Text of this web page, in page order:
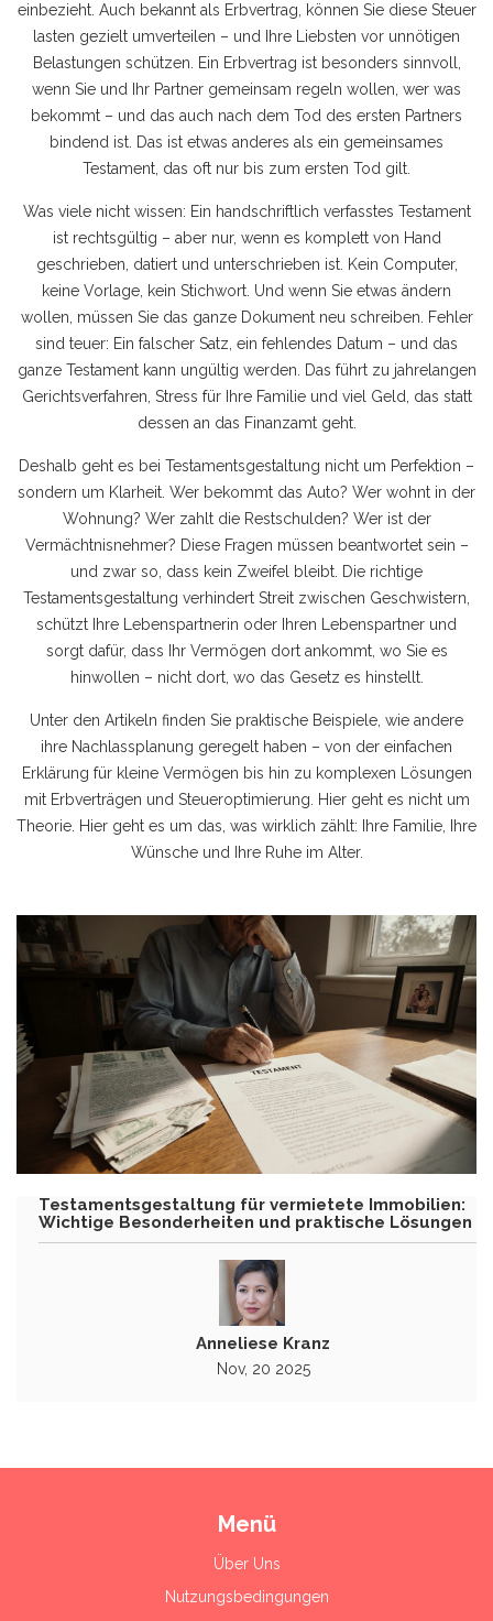
einbezieht. Auch bekannt als Erbvertrag , können Sie diese Steuer
lasten gezielt umverteilen – und Ihre Liebsten vor unnötigen
Belastungen schützen.
Ein Erbvertrag ist besonders sinnvoll,
wenn Sie und Ihr Partner gemeinsam regeln wollen, wer was
bekommt – und das auch nach dem Tod des ersten Partners
bindend ist. Das ist etwas anderes als ein gemeinsames
Testament, das oft nur bis zum ersten Tod gilt.
Was viele nicht wissen: Ein handschriftlich verfasstes Testament
ist rechtsgültig – aber nur, wenn es komplett von Hand
geschrieben, datiert und unterschrieben ist. Kein Computer,
keine Vorlage, kein Stichwort. Und wenn Sie etwas ändern
wollen, müssen Sie das ganze Dokument neu schreiben. Fehler
sind teuer: Ein falscher Satz, ein fehlendes Datum – und das
ganze Testament kann ungültig werden. Das führt zu jahrelangen
Gerichtsverfahren, Stress für Ihre Familie und viel Geld, das statt
dessen an das Finanzamt geht.
Deshalb geht es bei Testamentsgestaltung nicht um Perfektion –
sondern um Klarheit. Wer bekommt das Auto? Wer wohnt in der
Wohnung? Wer zahlt die Restschulden? Wer ist der
Vermächtnisnehmer? Diese Fragen müssen beantwortet sein –
und zwar so, dass kein Zweifel bleibt. Die richtige
Testamentsgestaltung verhindert Streit zwischen Geschwistern,
schützt Ihre Lebenspartnerin oder Ihren Lebenspartner und
sorgt dafür, dass Ihr Vermögen dort ankommt, wo Sie es
hinwollen – nicht dort, wo das Gesetz es hinstellt.
Unter den Artikeln finden Sie praktische Beispiele, wie andere
ihre Nachlassplanung geregelt haben – von der einfachen
Erklärung für kleine Vermögen bis hin zu komplexen Lösungen
mit Erbverträgen und Steueroptimierung. Hier geht es nicht um
Theorie. Hier geht es um das, was wirklich zählt: Ihre Familie, Ihre
Wünsche und Ihre Ruhe im Alter.
Testamentsgestaltung für vermietete Immobilien:
Wichtige Besonderheiten und praktische Lösungen
Anneliese Kranz
Nov, 20 2025
Menü
Über Uns
Nutzungsbedingungen